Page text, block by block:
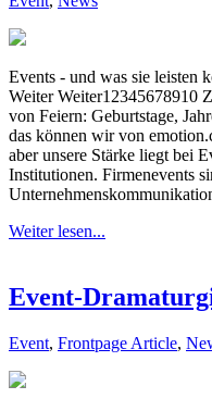
Events - und was sie leisten
Weiter Weiter12345678910
von Feiern: Geburtstage,
das können wir von
aber unsere Stärke liegt bei
Institutionen. Firmenevents
Weiter lesen...
Event-
Event, Frontpage Article,